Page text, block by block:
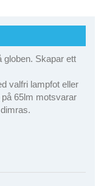
globen. Skapar ett
valfri lampfot eller
65lm motsvarar